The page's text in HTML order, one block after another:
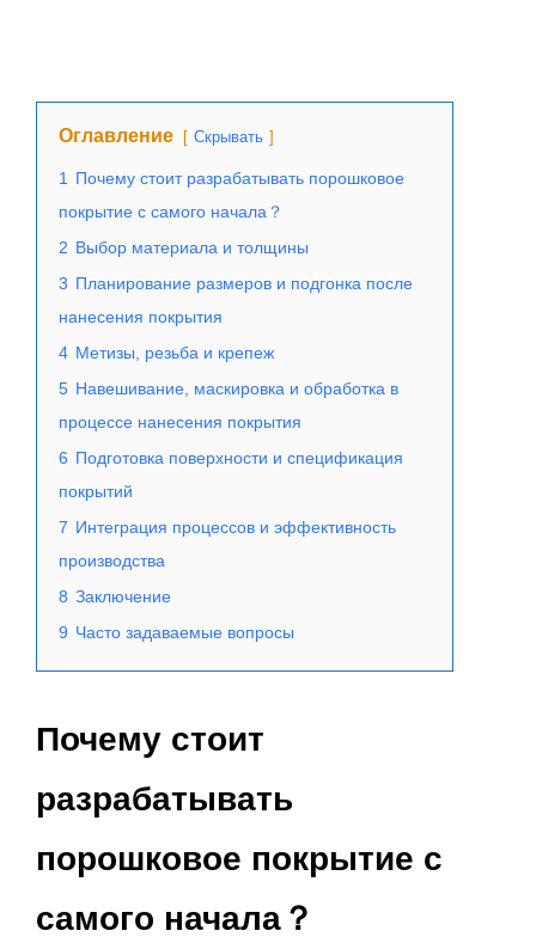
Оглавление Скрывать
1
Почему стоит разрабатывать порошковое
покрытие с самого начала？
2 Выбор материала и толщины
3 Планирование размеров и подгонка после
нанесения покрытия
4 Метизы, резьба и крепеж
5 Навешивание, маскировка и обработка в
процессе нанесения покрытия
6 Подготовка поверхности и спецификация
покрытий
7 Интеграция процессов и эффективность
производства
8 Заключение
9 Часто задаваемые вопросы
Почему стоит
разрабатывать
порошковое покрытие с
самого начала？